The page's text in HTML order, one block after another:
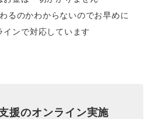
るのかわからないのでお早めに
ンで対応しています
援のオンライン実施